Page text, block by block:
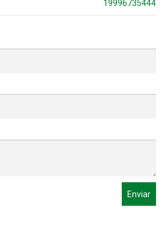
19996735444
Enviar